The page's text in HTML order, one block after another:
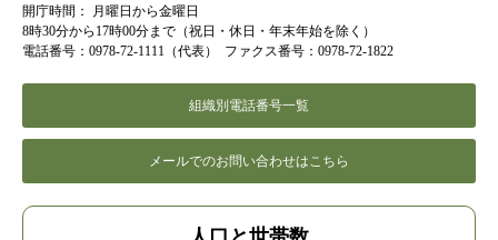
開庁時間：
月曜日から金曜日
8時30分から17時00分まで（祝日・休日・年末年始を除く）
電話番号：0978-72-1111（代表）
ファクス番号：0978-72-1822
組織別電話番号一覧
メールでのお問い合わせはこちら